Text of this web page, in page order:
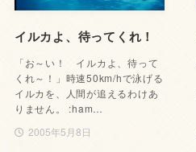
イルカよ、待ってくれ！
「お～い！ イルカよ、待って
くれ～！」時速50km/hで泳げる
イルカを、人間が追えるわけあ
りません。 :ham…
2005年5月8日